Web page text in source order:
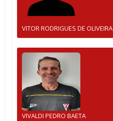
VITOR RODRIGUES DE OLIVEIRA
VIVALDI PEDRO BAETA